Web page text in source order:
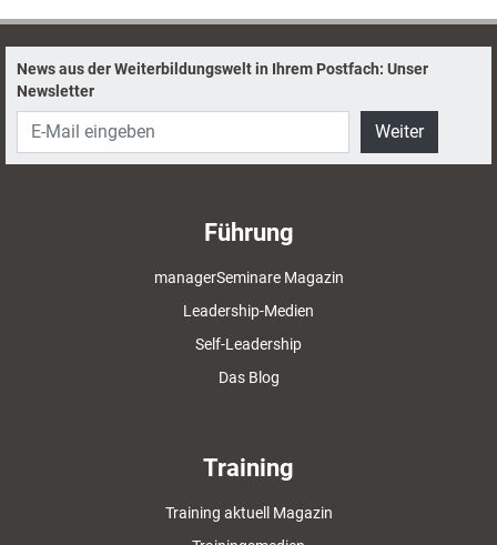
News aus der Weiterbildungswelt in Ihrem Postfach: Unser
Newsletter
Weiter
Führung
managerSeminare Magazin
Leadership-Medien
Self-Leadership
Das Blog
Training
Training aktuell Magazin